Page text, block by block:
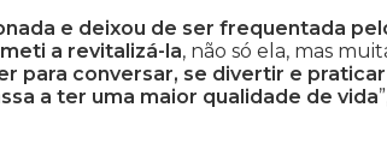
e deixou de ser frequentada
a revitalizá-la, não só ela, mas
para conversar, se divertir e
a ter uma maior qualidade de vida